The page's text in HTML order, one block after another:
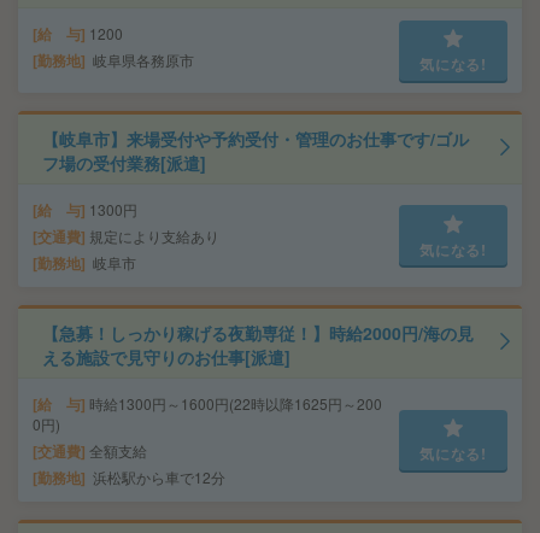
給 与 1200
勤務地 岐阜県各務原市 気になる!
【岐阜市】来場受付や予約受付・管理のお仕事です/ゴル
フ場の受付業務[派遣]
給 与 1300円
交通費 規定により支給あり
勤務地 岐阜市
気になる!
【急募！しっかり稼げる夜勤専従！】時給2000円/海の見
える施設で見守りのお仕事[派遣]
給 与 時給1300円～1600円(22時以降1625円～200
0円)
交通費 全額支給
勤務地 浜松駅から車で12分
気になる!